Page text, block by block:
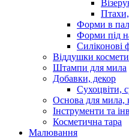
Форми в
Форми під
Силіконові
Віддушки
Штампи для мила
Добавки, декор
Сухоцвіти,
Основа для мила,
Інструменти та
Косметична тара
Малювання